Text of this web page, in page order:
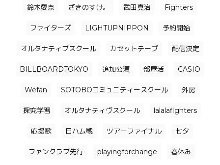
鈴木愛奈 ざきのすけ。 武田真治 Fighters
ファイターズ LIGHTUPNIPPON 予約開始
オルタナティブスクール カセットテープ 配信決定
BILLBOARDTOKYO 追加公演 部屋活 CASIO
Wefan SOTOBOコミュニティースクール 外房
探究学習 オルタナティヴスクール lalalafighters
応援歌 日ハム戦 ツアーファイナル 七夕
ファンクラブ先行 playingforchange 春休み